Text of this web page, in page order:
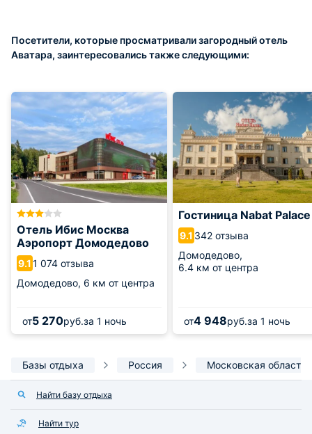
Посетители, которые просматривали загородный отель
Аватара, заинтересовались также следующими:
Отель Ибис Москва
Аэропорт Домодедово
9.11 074 отзыва
Домодедово, 6 км от центра
от5 270руб.за 1 ночь
Гостиница Nabat Palace
9.1 342 отзыва
Домодедово,
6.4 км от центра
от4 948руб.за 1 ночь
Базы отдыха Россия Московская область
Найти базу отдыха
Найти тур